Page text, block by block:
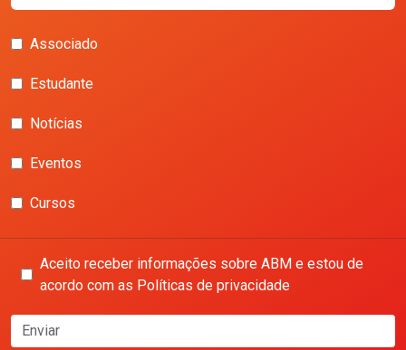
Associado
Estudante
Notícias
Eventos
Cursos
Aceito receber informações sobre ABM e estou de
acordo com as Políticas de privacidade
Enviar